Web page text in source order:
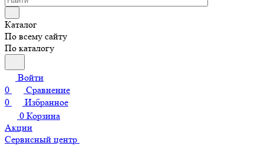
Каталог
По всему сайту
По каталогу
Войти
0
Сравнение
0
Избранное
0 Корзина
Акции
Сервисный центр